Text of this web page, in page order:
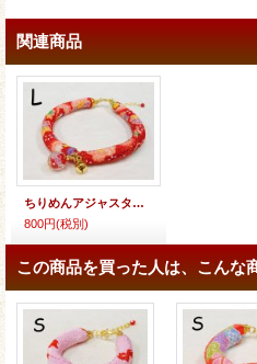
関連商品
ちりめんアジャスター★とんぼ玉
800円(税別)
この商品を買った人は、こんな